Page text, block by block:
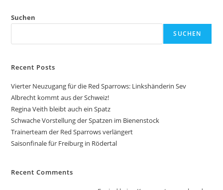
Suchen
SUCHEN
Recent Posts
Vierter Neuzugang für die Red Sparrows: Linkshänderin Sev
Albrecht kommt aus der Schweiz!
Regina Veith bleibt auch ein Spatz
Schwache Vorstellung der Spatzen im Bienenstock
Trainerteam der Red Sparrows verlängert
Saisonfinale für Freiburg in Rödertal
Recent Comments